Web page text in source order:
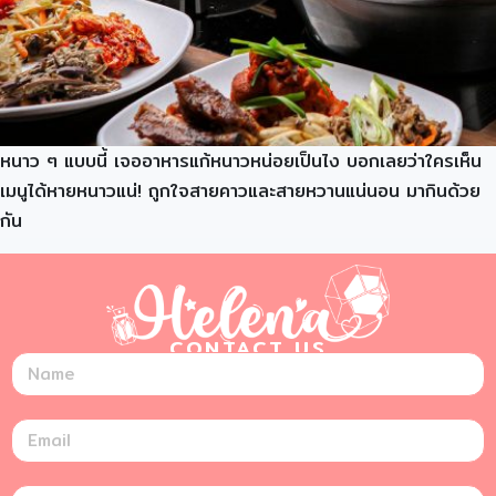
หนาว ๆ แบบนี้ เจออาหารแก้หนาวหน่อยเป็นไง บอกเลยว่าใครเห็น
เมนูได้หายหนาวแน่! ถูกใจสายคาวและสายหวานแน่นอน มากินด้วย
กัน
CONTACT US